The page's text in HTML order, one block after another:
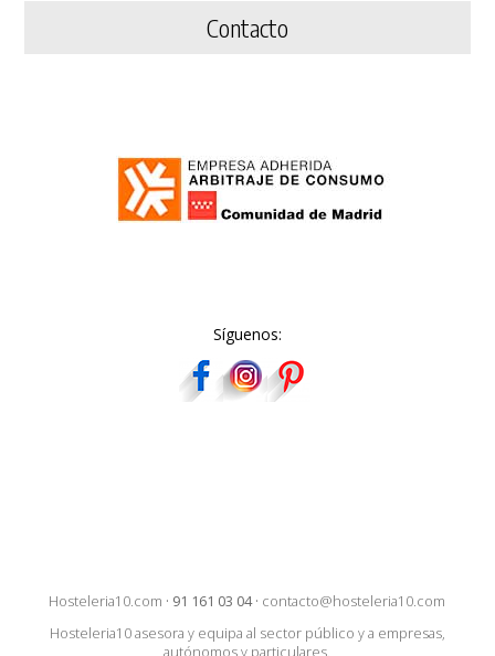
Contacto
Síguenos:
Hosteleria10.com · 91 161 03 04· contacto@hosteleria10.com
Hosteleria10 asesora y equipa al sector público y a empresas,